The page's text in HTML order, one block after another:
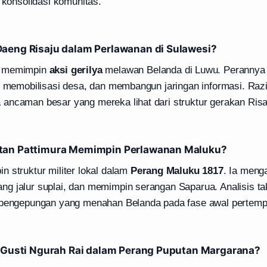
Risaju dalam Perlawanan di Sulawesi?
aksi gerilyamelawan Belanda di Luwu.
desa, dan membangun jaringan informasi.
ancaman besar yang mereka lihat dari struktur gerakan
Pattimura Memimpin Perlawanan Maluku?
struktur militer lokal dalam Perang Maluku 1817. Ia
jalur suplai, dan memimpin serangan Saparua. Analisis
yang menahan Belanda pada fase awal
Ngurah Rai dalam Perang Puputan Margarana?